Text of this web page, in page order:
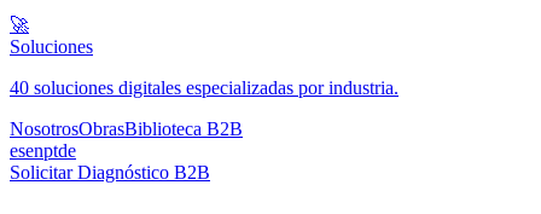
🚀
Soluciones
40 soluciones digitales especializadas por industria.
NosotrosObrasBiblioteca B2B
esenptde
Solicitar Diagnóstico B2B